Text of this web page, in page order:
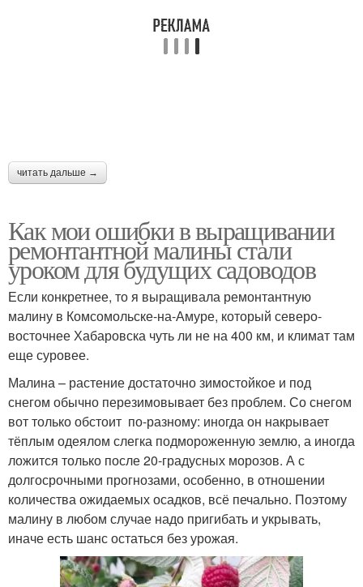
читать дальше →
Как мои ошибки в выращивании
ремонтантной малины стали
уроком для будущих садоводов
Если конкретнее, то я выращивала ремонтантную
малину в Комсомольске-на-Амуре, который северо-
восточнее Хабаровска чуть ли не на 400 км, и климат там
еще суровее.
Малина – растение достаточно зимостойкое и под
снегом обычно перезимовывает без проблем. Со снегом
вот только обстоит по-разному: иногда он накрывает
тёплым одеялом слегка подмороженную землю, а иногда
ложится только после 20-градусных морозов. А с
долгосрочными прогнозами, особенно, в отношении
количества ожидаемых осадков, всё печально. Поэтому
малину в любом случае надо пригибать и укрывать,
иначе есть шанс остаться без урожая.